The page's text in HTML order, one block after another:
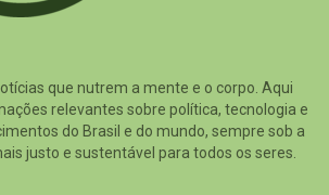
que nutrem a mente e o corpo. Aqui
relevantes sobre política, tecnologia e
do Brasil e do mundo, sempre sob a
justo e sustentável para todos os seres.